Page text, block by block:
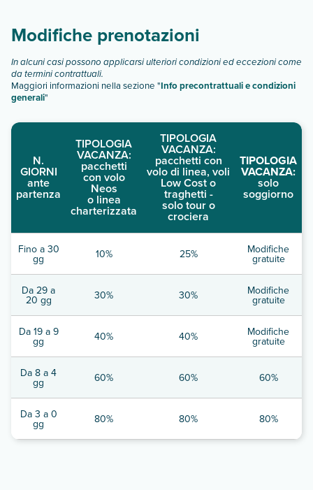
Modifiche prenotazioni
In alcuni casi possono applicarsi ulteriori condizioni ed eccezioni come
da termini contrattuali.
Maggiori informazioni nella sezione "Info precontrattuali e condizioni
generali"
N.
GIORNI
ante
partenza
TIPOLOGIA
VACANZA:
pacchetti
con volo
Neos
o linea
charterizzata
TIPOLOGIA
VACANZA:
pacchetti con
volo di linea, voli
Low Cost o
traghetti -
solo tour o
crociera
TIPOLOGIA
VACANZA:
solo
soggiorno
Fino a 30
gg 10% 25% Modifiche
gratuite
Da 29 a
20 gg 30% 30% Modifiche
gratuite
Da 19 a 9
gg 40% 40% Modifiche
gratuite
Da 8 a 4
gg 60% 60% 60%
Da 3 a 0
gg 80% 80% 80%